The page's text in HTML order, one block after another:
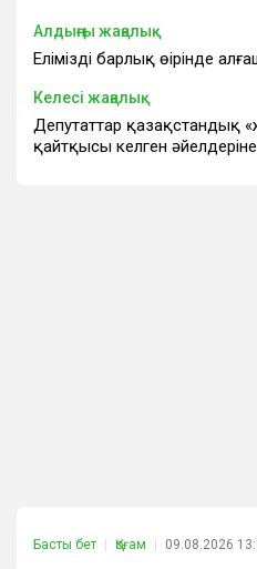
Алдыңғы жаңалық
Еліміздің барлық өңірінде
Келесі жаңалық
Депутаттар қазақстандық
қайтқысы келген
Басты бет Қоғам 09.08.2026